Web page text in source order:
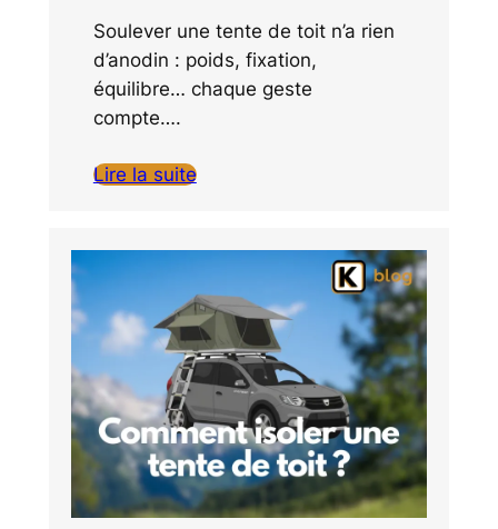
Soulever une tente de toit n’a rien
d’anodin : poids, fixation,
équilibre… chaque geste
compte….
Lire la suite